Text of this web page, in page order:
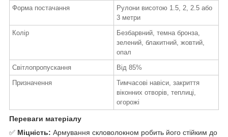
Форма постачання
Рулони висотою 1.5, 2, 2.5 або
3 метри
Колір
Безбарвний, темна бронза,
зелений, блакитний, жовтий,
опал
Світлопропускання
Від 85%
Призначення
Тимчасові навіси, закриття
віконних отворів, теплиці,
огорожі
Переваги матеріалу
✅ Міцність: Армування скловолокном робить його стійким до